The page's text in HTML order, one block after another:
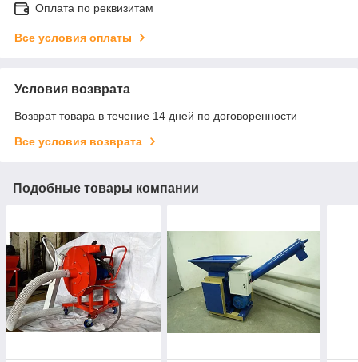
Оплата по реквизитам
Все условия оплаты
Условия возврата
Возврат товара в течение 14 дней по договоренности
Все условия возврата
Подобные товары компании